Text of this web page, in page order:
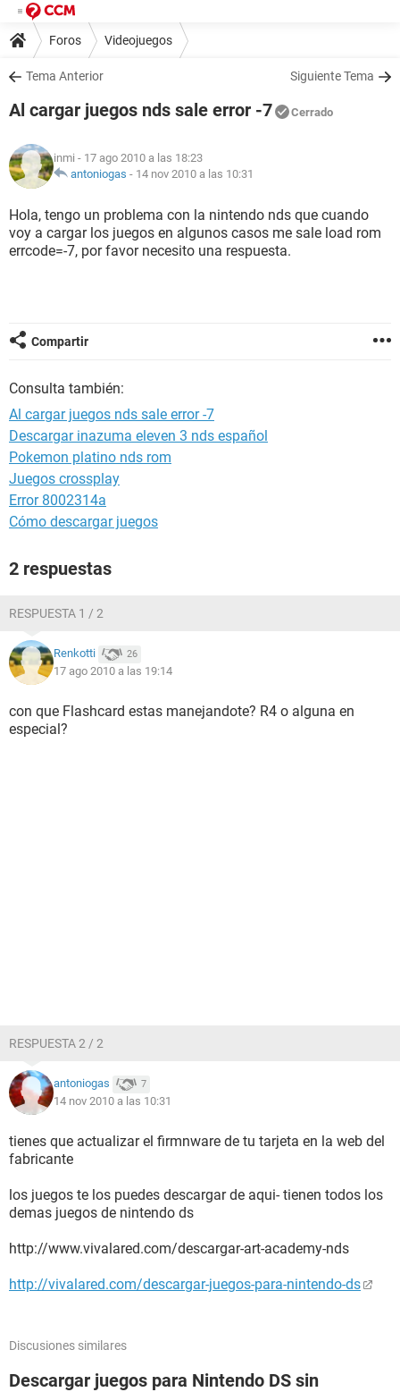
Foros Videojuegos
Tema Anterior Siguiente Tema
Al cargar juegos nds sale error -7 Cerrado
inmi - 17 ago 2010 a las 18:23
antoniogas - 14 nov 2010 a las 10:31
Hola, tengo un problema con la nintendo nds que cuando
voy a cargar los juegos en algunos casos me sale load rom
errcode=-7, por favor necesito una respuesta.
Compartir
Consulta también:
Al cargar juegos nds sale error -7
Descargar inazuma eleven 3 nds español
Pokemon platino nds rom
Juegos crossplay
Error 8002314a
Cómo descargar juegos
2 respuestas
RESPUESTA 1 / 2
Renkotti 26
17 ago 2010 a las 19:14
con que Flashcard estas manejandote? R4 o alguna en
especial?
RESPUESTA 2 / 2
antoniogas 7
14 nov 2010 a las 10:31
tienes que actualizar el firmnware de tu tarjeta en la web del
fabricante
los juegos te los puedes descargar de aqui- tienen todos los
demas juegos de nintendo ds
http://www.vivalared.com/descargar-art-academy-nds
http://vivalared.com/descargar-juegos-para-nintendo-ds
Discusiones similares
Descargar juegos para Nintendo DS sin